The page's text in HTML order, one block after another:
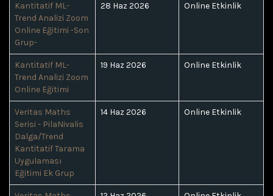
Kantitatif ML-
Trend Analizi Zoom
Online Eğitimi -Son
Grup-
28 Haz 2026 Online Etkinlik
Kantitatif ML-
Trend Analizi Zoom
Online Eğitimi
19 Haz 2026 Online Etkinlik
Veritas Maths
Serisi - PilaNivalis
Dalga/Trend
Kantitatif Tarama
Uygulaması
Eğitimi Ek Grup
14 Haz 2026 Online Etkinlik